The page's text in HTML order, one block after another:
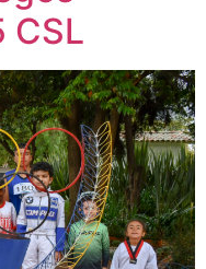
CSL